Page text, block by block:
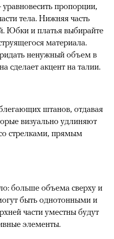
пропорции,
тела. Нижняя часть
Юбки и платья выбирайте
материала.
ненужный объем в
сделает акцент на талии.
штанов, отдавая
визуально удлиняют
стрелками, прямым
больше объема сверху и
быть однотонными и
части уместны будут
элементы.